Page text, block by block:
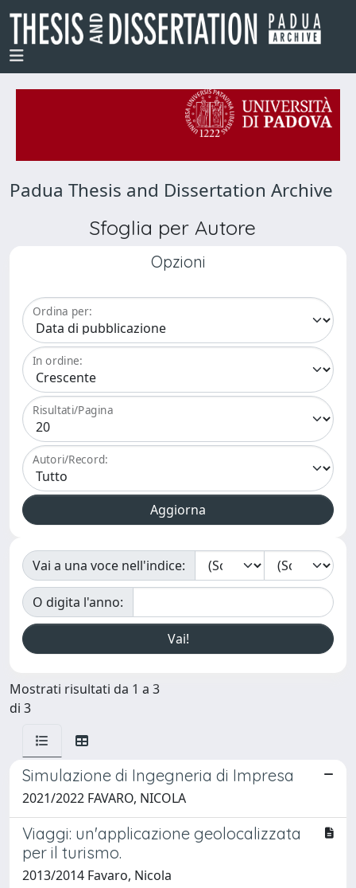
Padua Thesis and Dissertation Archive
Sfoglia per Autore
Opzioni
Ordina per:
In ordine:
Risultati/Pagina
Autori/Record:
Vai a una voce nell'indice:
O digita l'anno:
Mostrati risultati da 1 a 3
di 3
Simulazione di Ingegneria di Impresa
2021/2022 FAVARO, NICOLA
Viaggi: un'applicazione geolocalizzata
per il turismo.
2013/2014 Favaro, Nicola